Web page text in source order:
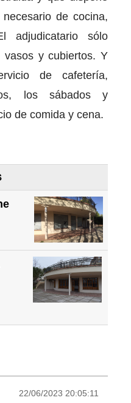
de cocina,
adjudicatario sólo
vasos y cubiertos. Y
de cafetería,
los sábados y
de comida y cena.
22/06/2023 20:05:11